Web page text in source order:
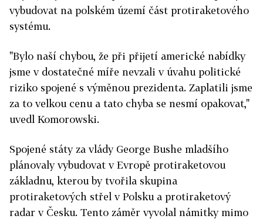
vybudovat na polském území část protiraketového
systému.
"Bylo naší chybou, že při přijetí americké nabídky
jsme v dostatečné míře nevzali v úvahu politické
riziko spojené s výměnou prezidenta. Zaplatili jsme
za to velkou cenu a tato chyba se nesmí opakovat,"
uvedl Komorowski.
Spojené státy za vlády George Bushe mladšího
plánovaly vybudovat v Evropě protiraketovou
základnu, kterou by tvořila skupina
protiraketových střel v Polsku a protiraketový
radar v Česku. Tento záměr vyvolal námitky mimo